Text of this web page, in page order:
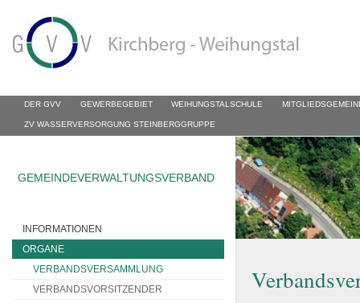
DER GVV GEWERBEGEBIET WEIHUNGSTALSCHULE
ZV WASSERVERSORGUNG STEINBERGGRUPPE
GEMEINDEVERWALTUNGSVERBAND
INFORMATIONEN
ORGANE
VERBANDSVERSAMMLUNG
VERBANDSVORSITZENDER